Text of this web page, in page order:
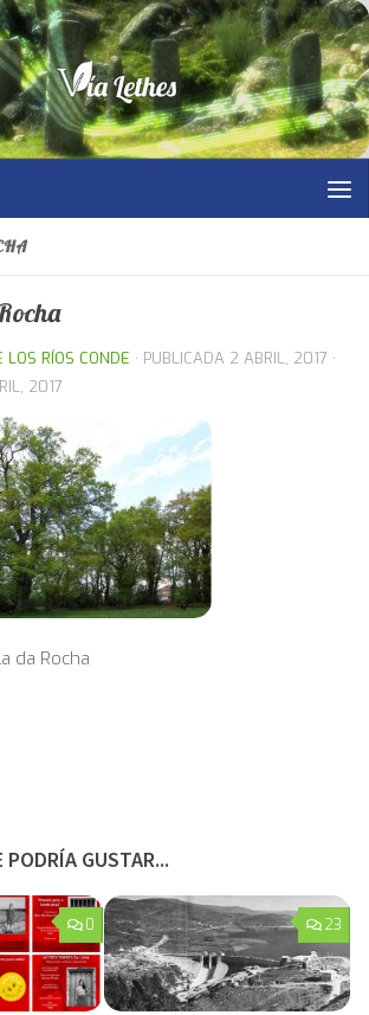
RÍOS CONDE · PUBLICADA 2 ABRIL, 2017 ·
2017
da Rocha
GUSTAR...
0 23